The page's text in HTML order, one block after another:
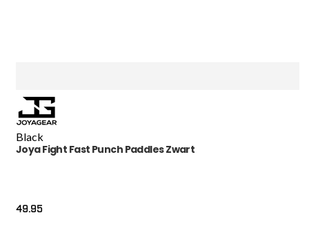
Black
Joya Fight Fast Punch Paddles Zwart
49.95